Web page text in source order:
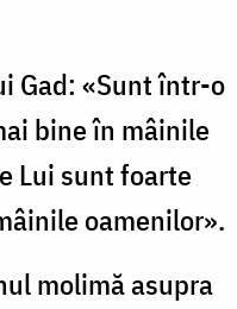
Gad: «Sunt într-o
bine în mâinile
Lui sunt foarte
oamenilor».
molimă asupra